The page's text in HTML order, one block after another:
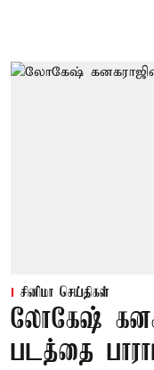
சினிமா செய்திகள்
லோகேஷ்
படத்தை